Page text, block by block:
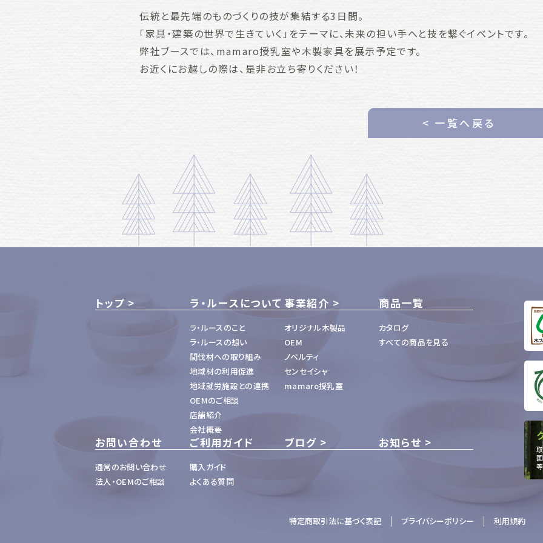
伝統と最先端のものづくりの技が集結する3日間。
「家具・建築の世界で生きていく」をテーマに、未来の担い手へと技を繋ぐイベントです。
弊社ブースでは、mamaro授乳室や木製家具を展示予定です。
お近くにお越しの際は、是非お立ち寄りください！
< 一覧へ戻る
トップ ラ・ルースについて
ラ・ルースのこと
ラ・ルースの想い
間伐材への取り組み
地域材の利用促進
地域就労施設との連携
OEMのご相談
店舗紹介
会社概要
事業紹介
オリジナル木製品
OEM
ノベルティ
センセイシャ
mamaro授乳室
商品一覧
カタログ
すべての商品を見る
お問い合わせ
通常のお問い合わせ
法人・OEMのご相談
ご利用ガイド
購入ガイド
よくある質問
ブログ お知らせ
特定商取引法に基づく表記 プライバシーポリシー 利用規約